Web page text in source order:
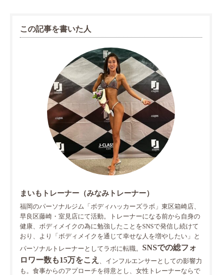
この記事を書いた人
まいもトレーナー（みなみトレーナー）
福岡のパーソナルジム「ボディハッカーズラボ」東区箱崎店、
早良区藤崎・室見店にて活動。トレーナーになる前から自身の
健康、ボディメイクの為に勉強したことをSNSで発信し続けて
おり、より「ボディメイクを通じて幸せな人を増やしたい」と
パーソナルトレーナーとしてラボに転職。 SNSでの総フォ
ロワー数も15万をこえ
、インフルエンサーとしての影響力
も。食事からのアプローチを得意とし、女性トレーナーならで